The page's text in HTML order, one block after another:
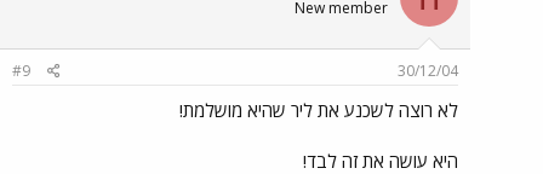
New member
30/12/04
#9
לא רוצה לשכנע את ליר שהיא מושלמת!
היא עושה את זה לבד!